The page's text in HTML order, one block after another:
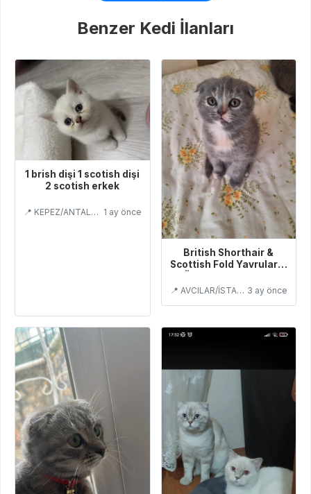
Benzer Kedi İlanları
1 brish dişi 1 scotish dişi
2 scotish erkek
📍 KEPEZ/ANTALYA 1 ay önce
British Shorthair &
Scottish Fold Yavruları –
📍 AVCILAR/İSTANBUL 3 ay önce